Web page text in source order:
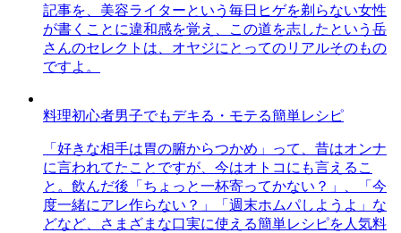
記事を、美容ライターという毎日ヒゲを剃らない女性
が書くことに違和感を覚え、この道を志したという岳
さんのセレクトは、オヤジにとってのリアルそのもの
ですよ。
料理初心者男子でもデキる・モテる簡単レシピ
「好きな相手は胃の腑からつかめ」って、昔はオンナ
に言われてたことですが、今はオトコにも言えるこ
と。飲んだ後「ちょっと一杯寄ってかない？」、「今
度一緒にアレ作らない？」「週末ホムパしようよ」な
どなど、さまざまな口実に使える簡単レシピを人気料